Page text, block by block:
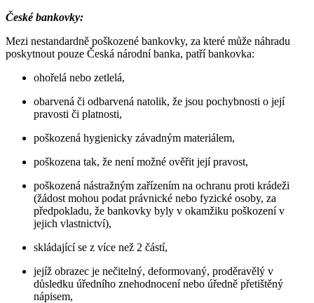
České bankovky:
Mezi nestandardně poškozené bankovky, za které může náhradu
poskytnout pouze Česká národní banka, patří bankovka:
ohořelá nebo zetlelá,
obarvená či odbarvená natolik, že jsou pochybnosti o její
pravosti či platnosti,
poškozená hygienicky závadným materiálem,
poškozena tak, že není možné ověřit její pravost,
poškozená nástražným zařízením na ochranu proti krádeži
(žádost mohou podat právnické nebo fyzické osoby, za
předpokladu, že bankovky byly v okamžiku poškození v
jejich vlastnictví),
skládající se z více než 2 částí,
jejíž obrazec je nečitelný, deformovaný, proděravělý v
důsledku úředního znehodnocení nebo úředně přetištěný
nápisem,